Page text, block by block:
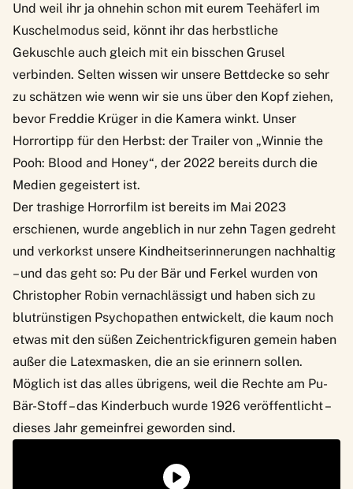
Und weil ihr ja ohnehin schon mit eurem Teehäferl im
Kuschelmodus seid, könnt ihr das herbstliche
Gekuschle auch gleich mit ein bisschen Grusel
verbinden. Selten wissen wir unsere Bettdecke so sehr
zu schätzen wie wenn wir sie uns über den Kopf ziehen,
bevor Freddie Krüger in die Kamera winkt. Unser
Horrortipp für den Herbst: der Trailer von „Winnie the
Pooh: Blood and Honey“, der 2022 bereits durch die
Medien gegeistert ist.
Der trashige Horrorfilm ist bereits im Mai 2023
erschienen, wurde angeblich in nur zehn Tagen gedreht
und verkorkst unsere Kindheitserinnerungen nachhaltig
– und das geht so: Pu der Bär und Ferkel wurden von
Christopher Robin vernachlässigt und haben sich zu
blutrünstigen Psychopathen entwickelt, die kaum noch
etwas mit den süßen Zeichentrickfiguren gemein haben
außer die Latexmasken, die an sie erinnern sollen.
Möglich ist das alles übrigens, weil die Rechte am Pu-
Bär-Stoff – das Kinderbuch wurde 1926 veröffentlicht –
dieses Jahr gemeinfrei geworden sind.